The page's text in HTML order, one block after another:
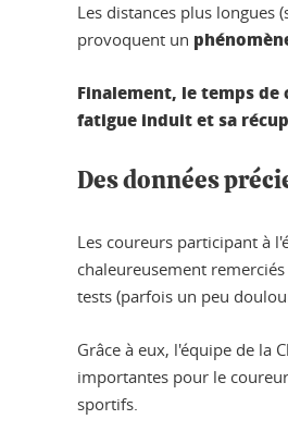
Les distances plus longues
provoquent un
Finalement, le temps
fatigue induit et sa
Des données
Les coureurs participant à
chaleureusement
tests (parfois un peu
Grâce à eux, l'équipe de la
importantes pour le
sportifs.